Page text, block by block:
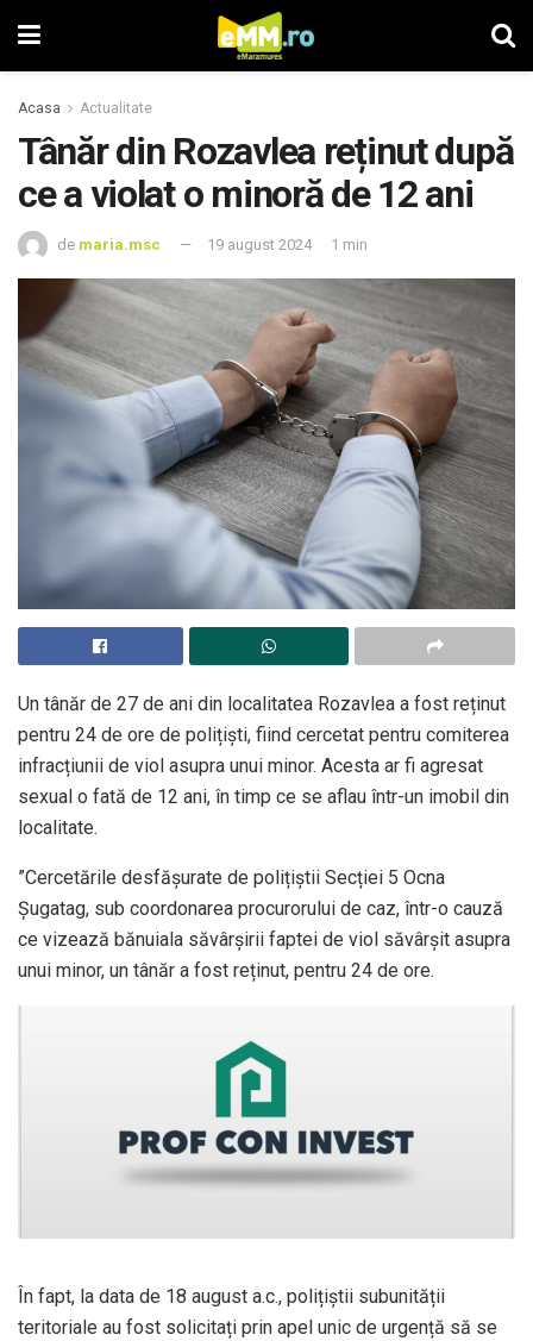
Acasa Actualitate
Tânăr din Rozavlea reținut după
ce a violat o minoră de 12 ani
de maria.msc 19 august 2024 1 min
Un tânăr de 27 de ani din localitatea Rozavlea a fost reținut
pentru 24 de ore de polițiști, fiind cercetat pentru comiterea
infracțiunii de viol asupra unui minor. Acesta ar fi agresat
sexual o fată de 12 ani, în timp ce se aflau într-un imobil din
localitate.
”Cercetările desfășurate de polițiștii Secției 5 Ocna
Șugatag, sub coordonarea procurorului de caz, într-o cauză
ce vizează bănuiala săvârșirii faptei de viol săvârșit asupra
unui minor, un tânăr a fost reținut, pentru 24 de ore.
În fapt, la data de 18 august a.c., polițiștii subunității
teritoriale au fost solicitați prin apel unic de urgență să se